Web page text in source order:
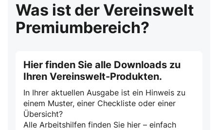
Was ist der Vereinswelt
Premiumbereich?
Hier finden Sie alle Downloads zu
Ihren Vereinswelt-Produkten.
In Ihrer aktuellen Ausgabe ist ein Hinweis zu
einem Muster, einer Checkliste oder einer
Übersicht?
Alle Arbeitshilfen finden Sie hier – einfach